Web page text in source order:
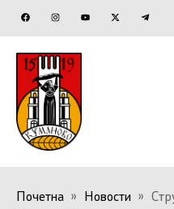
Почетна » Новости »